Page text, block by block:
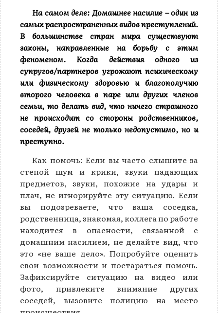
На самом деле: Домашнее насилие – один из
самых распространенных видов преступлений.
В большинстве стран мира существуют
законы, направленные на борьбу с этим
феноменом.Когда действия одного из
супругов/партнеров угрожают психическому
или физическому здоровью и благополучию
второго человека в паре или других членов
семьи, то делать вид, что ничего страшного
не происходит со стороны родственников,
соседей, друзей не только недопустимо, но и
преступно.
Как помочь: Если вы часто слышите за
стеной шум и крики, звуки падающих
предметов, звуки, похожие на удары и
плач, не игнорируйте эту ситуацию. Если
вы подозреваете, что ваша соседка,
родственница, знакомая, коллега по работе
находится в опасности, связанной с
домашним насилием, не делайте вид, что
это «не ваше дело». Попробуйте оценить
свои возможности и постараться помочь.
Зафиксируйте ситуацию на видео или
фото, привлеките внимание других
соседей, вызовите полицию на место